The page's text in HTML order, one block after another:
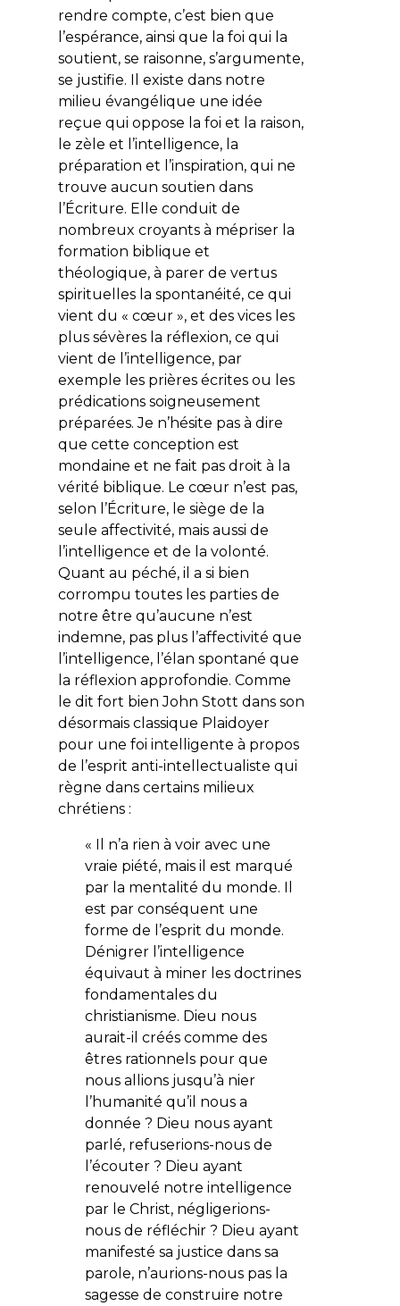
rendre compte, c’est bien que
l’espérance, ainsi que la foi qui la
soutient, se raisonne, s’argumente,
se justifie. Il existe dans notre
milieu évangélique une idée
reçue qui oppose la foi et la raison,
le zèle et l’intelligence, la
préparation et l’inspiration, qui ne
trouve aucun soutien dans
l’Écriture. Elle conduit de
nombreux croyants à mépriser la
formation biblique et
théologique, à parer de vertus
spirituelles la spontanéité, ce qui
vient du « cœur », et des vices les
plus sévères la réflexion, ce qui
vient de l’intelligence, par
exemple les prières écrites ou les
prédications soigneusement
préparées. Je n’hésite pas à dire
que cette conception est
mondaine et ne fait pas droit à la
vérité biblique. Le cœur n’est pas,
selon l’Écriture, le siège de la
seule affectivité, mais aussi de
l’intelligence et de la volonté.
Quant au péché, il a si bien
corrompu toutes les parties de
notre être qu’aucune n’est
indemne, pas plus l’affectivité que
l’intelligence, l’élan spontané que
la réflexion approfondie. Comme
le dit fort bien John Stott dans son
désormais classique Plaidoyer
pour une foi intelligente à propos
de l’esprit anti-intellectualiste qui
règne dans certains milieux
chrétiens :
« Il n’a rien à voir avec une
vraie piété, mais il est marqué
par la mentalité du monde. Il
est par conséquent une
forme de l’esprit du monde.
Dénigrer l’intelligence
équivaut à miner les doctrines
fondamentales du
christianisme. Dieu nous
aurait-il créés comme des
êtres rationnels pour que
nous allions jusqu’à nier
l’humanité qu’il nous a
donnée ? Dieu nous ayant
parlé, refuserions-nous de
l’écouter ? Dieu ayant
renouvelé notre intelligence
par le Christ, négligerions-
nous de réfléchir ? Dieu ayant
manifesté sa justice dans sa
parole, n’aurions-nous pas la
sagesse de construire notre